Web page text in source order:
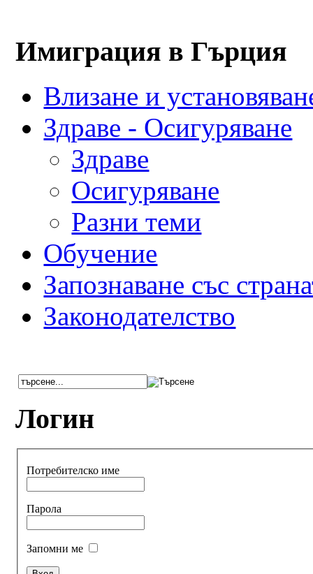
Имиграция в Гърция
Влизане и
Здраве - Осигуряване
Здраве
Осигуряване
Разни теми
Обучение
Запознаване със
Законодателство
Логин
Потребителско име
Парола
Запомни ме